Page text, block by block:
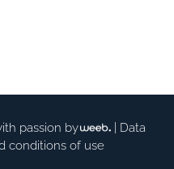
passion by
Data
conditions of use